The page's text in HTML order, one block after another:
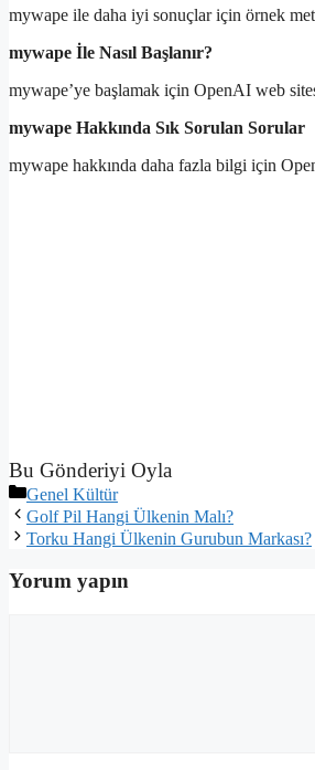
mywape ile daha iyi sonuçlar için örnek
mywape İle Nasıl Başlanır?
mywape’ye başlamak için OpenAI web
mywape Hakkında Sık Sorulan Sorular
mywape hakkında daha fazla bilgi için
Bu Gönderiyi Oyla
Kategoriler
Genel Kültür
Golf Pil Hangi Ülkenin Malı?
Torku Hangi Ülkenin Gurubun Markası?
Yorum yapın